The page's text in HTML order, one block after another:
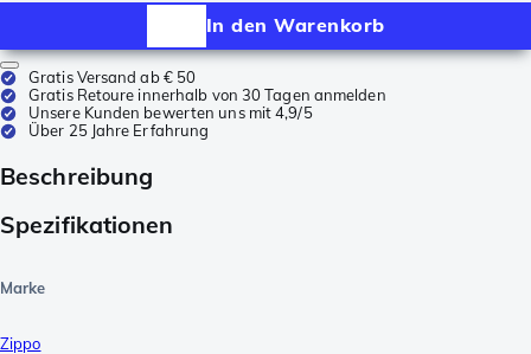
In den Warenkorb
Gratis Versand ab € 50
Gratis Retoure innerhalb von 30 Tagen anmelden
Unsere Kunden bewerten uns mit 4,9/5
Über 25 Jahre Erfahrung
Beschreibung
Spezifikationen
Marke
Zippo